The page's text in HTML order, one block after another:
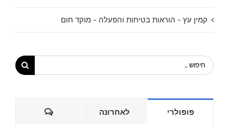
קמין עץ – הוראות בטיחות והפעלה – מוקד חום
חיפוש...
פופולרי לאחרונה הערות